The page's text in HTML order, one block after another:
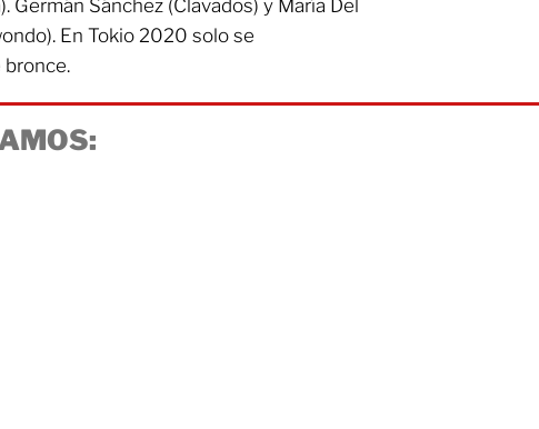
Germán Sánchez (Clavados) y María Del
En Tokio 2020 solo se